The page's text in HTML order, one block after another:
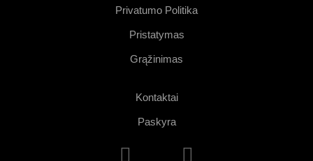
Privatumo Politika
Pristatymas
Grąžinimas
Kontaktai
Paskyra